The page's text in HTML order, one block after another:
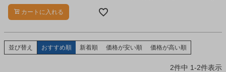
カートに入れる
並び替え おすすめ順 新着順 価格が安い順 価格が高い順
2件中 1-2件表示